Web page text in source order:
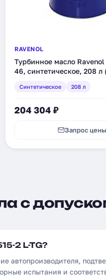
RAVENOL
Турбинное масло
46, синтетическое, 208 л
Синтетическое 208 л
204 304 ₽
Запрос цены
с
2 L-TG?
автопроизводителя,
испытания и